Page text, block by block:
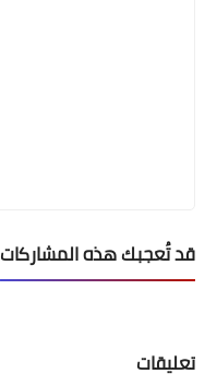
قد تُعجبك هذه المشاركات
تعليقات